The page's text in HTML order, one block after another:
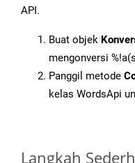
API.
Buat objek
mengonversi
Panggil metode
kelas WordsApi
Langkah